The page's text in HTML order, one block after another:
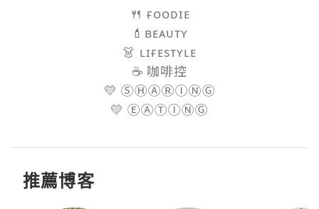
🍴 ғᴏᴏᴅɪᴇ
💄ʙᴇᴀᴜᴛʏ
👗 ʟɪғᴇsᴛʏʟᴇ
☕️ 咖啡控
💛 ⓈⒽⒶⓇⒾⓃⒼ
💛 ⒺⒶⓉⒾⓃⒼ
推薦博客